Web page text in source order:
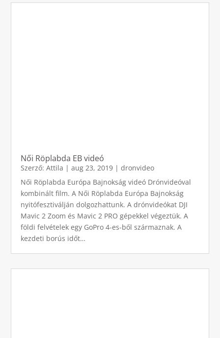
Női Röplabda EB videó
Szerző:Attila |aug 23, 2019 |dronvideo
Női Röplabda Európa Bajnokság videó Drónvideóval
kombinált film. A Női Röplabda Európa Bajnokság
nyitófesztiválján dolgozhattunk. A drónvideókat DJI
Mavic 2 Zoom és Mavic 2 PRO gépekkel végeztük. A
földi felvételek egy GoPro 4-es-ből származnak. A
kezdeti borús időt…